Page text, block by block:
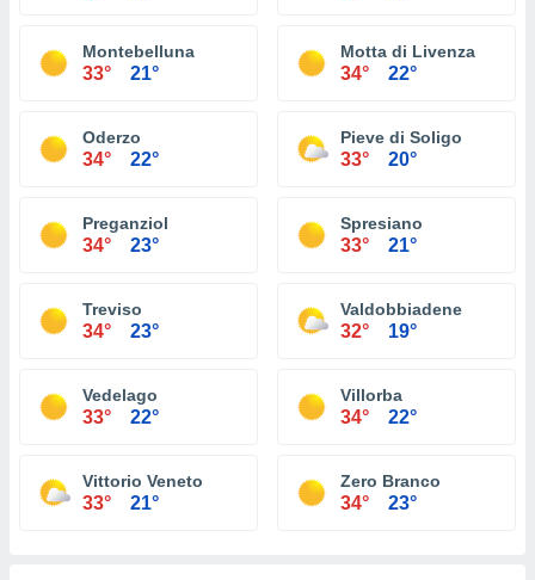
Montebelluna
33° 21°
Motta di Livenza
34° 22°
Oderzo
34° 22°
Pieve di Soligo
33° 20°
Preganziol
34° 23°
Spresiano
33° 21°
Treviso
34° 23°
Valdobbiadene
32° 19°
Vedelago
33° 22°
Villorba
34° 22°
Vittorio Veneto
33° 21°
Zero Branco
34° 23°